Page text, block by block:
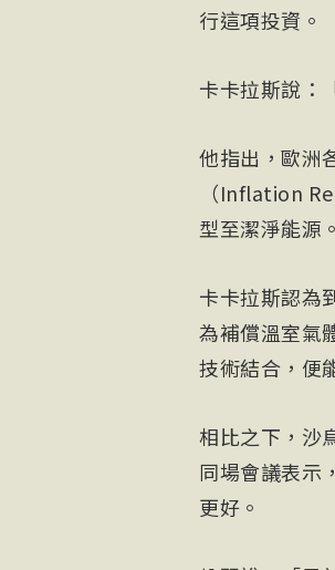
行這項投資。
卡卡拉斯說：
他指出，歐洲
（Inflation
型至潔淨能源。
卡卡拉斯認為
為補償溫室氣
技術結合，便
相比之下，沙
同場會議表示
更好。